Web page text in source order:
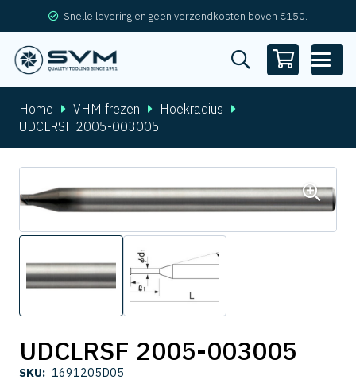
Snelle levering en geen verzendkosten boven €150.
Home VHM frezen
Hoekradius
UDCLRSF 2005-003005
UDCLRSF 2005-003005
SKU: 1691205D05